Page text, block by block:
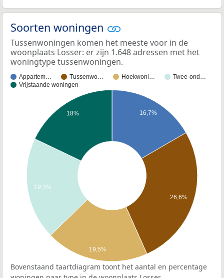
Soorten woningen
Tussenwoningen komen het meeste voor in de
woonplaats Losser: er zijn 1.648 adressen met het
woningtype tussenwoningen.
Appartem… Tussenwo… Hoekwoni…
Twee-ond…
Vrijstaande woningen
16,7%
26,6%
18%
19,3%
19,5%
Bovenstaand taartdiagram toont het aantal en percentage